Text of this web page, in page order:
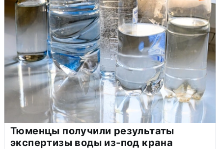
Тюменцы получили результаты
экспертизы воды из-под крана